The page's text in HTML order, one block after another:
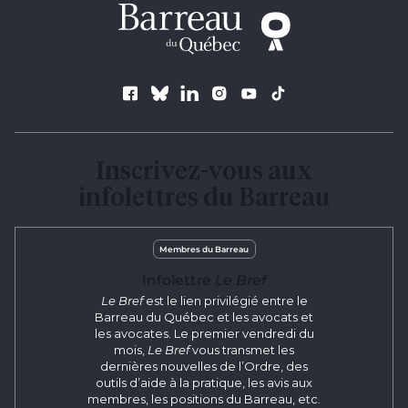
Suivez le Barreau
Membres du Barreau
Le Brefest le lien privilégié entre le
Barreau du Québec et les avocats et
les avocates. Le premier vendredi du
mois, Le Brefvous transmet les
dernières nouvelles de l’Ordre, des
outils d’aide à la pratique, les avis aux
membres, les positions du Barreau, etc.